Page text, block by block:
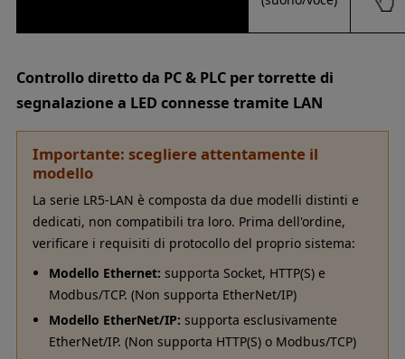
Controllo diretto da PC & PLC per torrette di
segnalazione a LED connesse tramite LAN
Importante: scegliere attentamente il
modello
La serie LR5-LAN è composta da due modelli distinti e
dedicati, non compatibili tra loro. Prima dell'ordine,
verificare i requisiti di protocollo del proprio sistema:
Modello Ethernet: supporta Socket, HTTP(S) e
Modbus/TCP. (Non supporta EtherNet/IP)
Modello EtherNet/IP: supporta esclusivamente
EtherNet/IP. (Non supporta HTTP(S) o Modbus/TCP)